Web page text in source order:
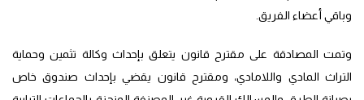
وباقي أعضاء الفريق.
وتمت المصادقة على مقترح قانون يتعلق بإحداث وكالة تثمين وحماية
التراث المادي واللامادي، ومقترح قانون يقضي بإحداث صندوق خاص